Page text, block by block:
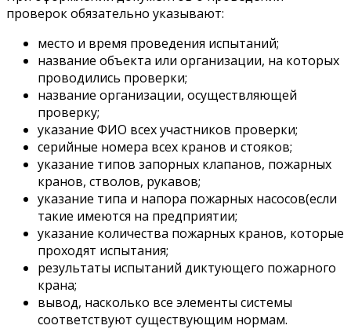
проверок обязательно указывают:
место и время проведения испытаний;
название объекта или организации, на которых
проводились проверки;
название организации, осуществляющей
проверку;
указание ФИО всех участников проверки;
серийные номера всех кранов и стояков;
указание типов запорных клапанов, пожарных
кранов, стволов, рукавов;
указание типа и напора пожарных насосов(если
такие имеются на предприятии;
указание количества пожарных кранов, которые
проходят испытания;
результаты испытаний диктующего пожарного
крана;
вывод, насколько все элементы системы
соответствуют существующим нормам.